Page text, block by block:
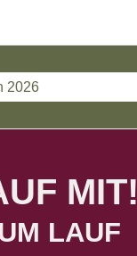
MIT!
LAUF